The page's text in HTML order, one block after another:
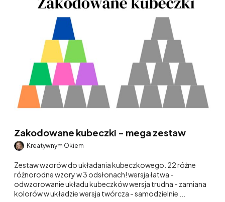
Zakodowane kubeczki - mega zestaw
Kreatywnym Okiem
Zestaw wzorów do układania kubeczkowego. 22 różne
różnorodne wzory w 3 odsłonach! wersja łatwa -
odwzorowanie układu kubeczków wersja trudna - zamiana
kolorów w układzie wersja twórcza - samodzielnie ...